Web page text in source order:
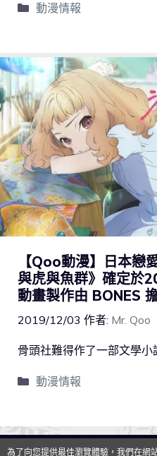
動漫情報
【Qoo動漫】日本戀
與虎與魚群》確定於
動畫製作由 BONES
2019/12/03 作者: Mr. Qoo
骨頭社難得作了一部文學小
動漫情報
為了向您提供最佳瀏覽體驗，我們在網